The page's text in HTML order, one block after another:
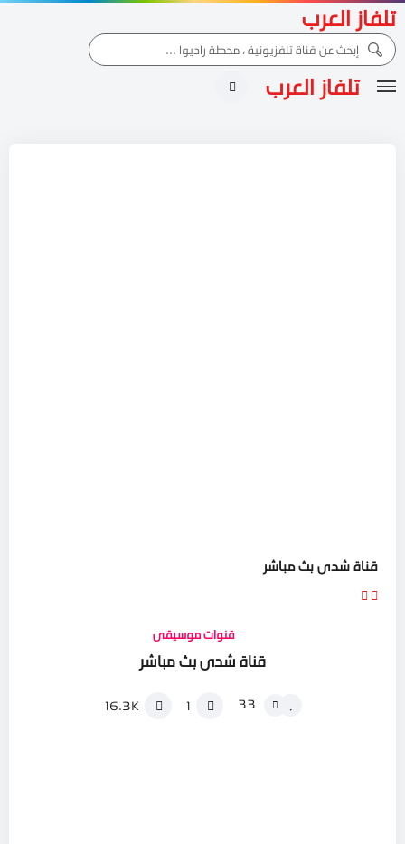
تلفاز العرب
تلفاز العرب
قناة شدى بث مباشر
قنوات موسيقى
قناة شدى بث مباشر
33
1
16.3K